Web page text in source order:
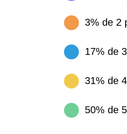
3% de 2
17% de
31% de
50% de